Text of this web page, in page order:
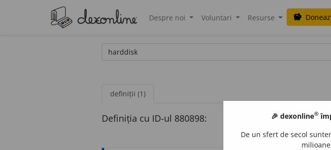
Despre noi Voluntari Resurse savings
definiții (1)
Definiția cu ID-ul 880898: 🎉 dexonline®
De un sfert de secol